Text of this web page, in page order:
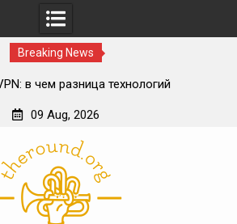
Breaking News
в чем разница технологий
консультациях врачей
инфраструктуры в
экосистеме
09 Aug, 2026